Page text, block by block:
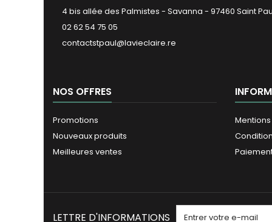
4 bis allée des Palmistes - Savanna - 97460 Saint
02 62 54 75 05
contactstpaul@lavieclaire.re
NOS OFFRES
Promotions
Nouveaux produits
Meilleures ventes
LETTRE D'INFORMATIONS